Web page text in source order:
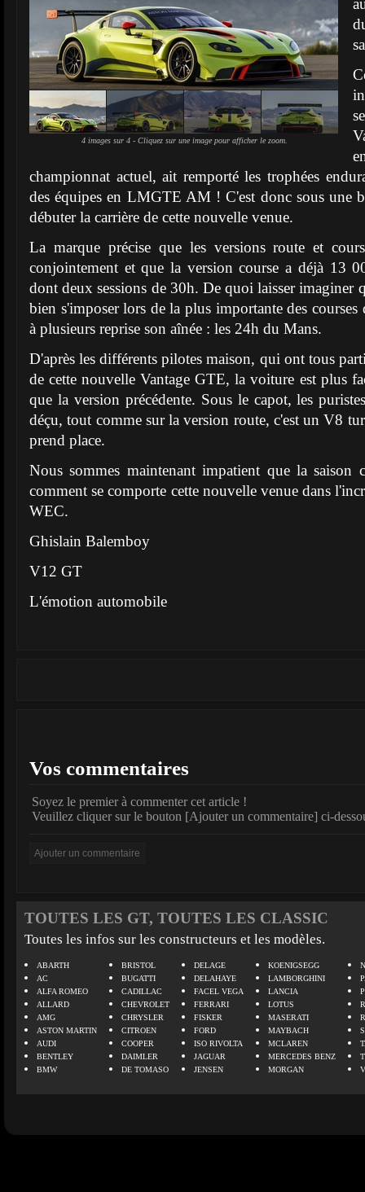
4 images sur 4 - Cliquez sur une image pour afficher le zoom.
championnat actuel, ait remporté les trophées
des équipes en LMGTE AM ! C'est donc sous une
débuter la carrière de cette nouvelle venue.
La marque précise que les versions route et
conjointement et que la version course a déjà 13
dont deux sessions de 30h. De quoi laisser imaginer
bien s'imposer lors de la plus importante des
à plusieurs reprise son aînée : les 24h du Mans.
D'après les différents pilotes maison, qui ont tous
de cette nouvelle Vantage GTE, la voiture est plus
que la version précédente. Sous le capot, les
déçu, tout comme sur la version route, c'est un V8
prend place.
Nous sommes maintenant impatient que la saison
comment se comporte cette nouvelle venue dans
WEC.
Ghislain Balemboy
V12 GT
L'émotion automobile
Vos commentaires
Soyez le premier à commenter cet article !
Veuillez cliquer sur le bouton [Ajouter un commentaire] ci-
TOUTES LES GT, TOUTES LES CLASSIC
Toutes les infos sur les constructeurs et les modèles.
ABARTH
AC
ALFA ROMEO
ALLARD
AMG
ASTON MARTIN
AUDI
BENTLEY
BMW
BRISTOL
BUGATTI
CADILLAC
CHEVROLET
CHRYSLER
CITROEN
COOPER
DAIMLER
DE TOMASO
DELAGE
DELAHAYE
FACEL VEGA
FERRARI
FISKER
FORD
ISO RIVOLTA
JAGUAR
JENSEN
KOENIGSEGG
LAMBORGHINI
LANCIA
LOTUS
MASERATI
MAYBACH
MCLAREN
MERCEDES BENZ
MORGAN